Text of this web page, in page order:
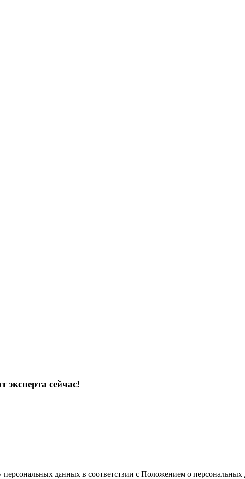
эксперта сейчас!
данных в соответствии с Положением о персональных